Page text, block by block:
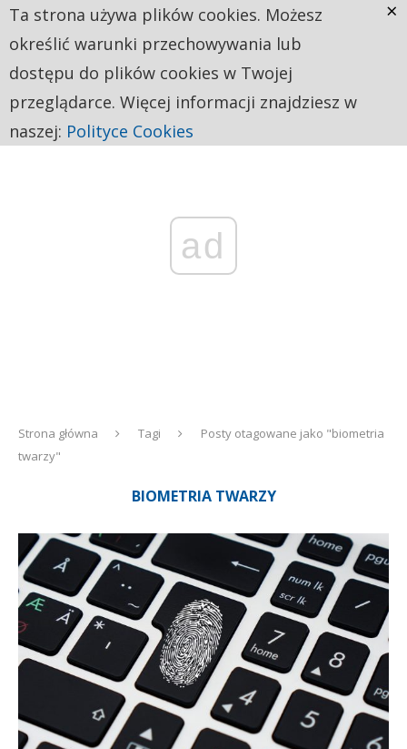
ad
Strona główna Tagi
Posty otagowane jako "biometria
twarzy"
BIOMETRIA TWARZY
Ta strona używa plików cookies. Możesz
określić warunki przechowywania lub
dostępu do plików cookies w Twojej
przeglądarce. Więcej informacji znajdziesz w
naszej: Polityce Cookies
×